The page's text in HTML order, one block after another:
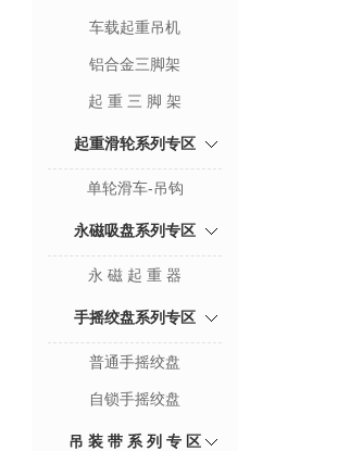
车载起重吊机
铝合金三脚架
起 重 三 脚 架
起重滑轮系列专区
单轮滑车-吊钩
永磁吸盘系列专区
永 磁 起 重 器
手摇绞盘系列专区
普通手摇绞盘
自锁手摇绞盘
吊 装 带 系 列 专 区